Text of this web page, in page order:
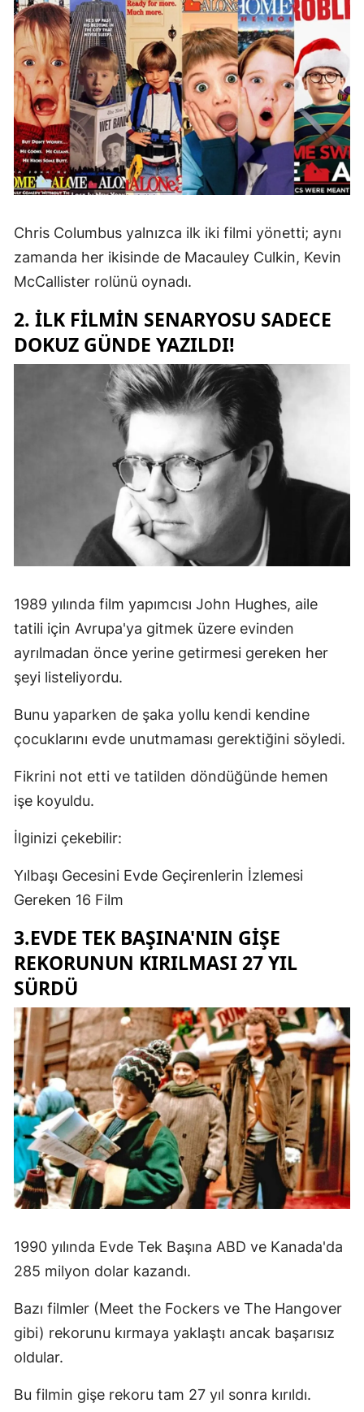
Chris Columbus yalnızca ilk iki filmi yönetti; aynı
zamanda her ikisinde de Macauley Culkin, Kevin
McCallister rolünü oynadı.
2. İLK FILMIN SENARYOSU SADECE
DOKUZ GÜNDE YAZILDI!
1989 yılında film yapımcısı John Hughes, aile
tatili için Avrupa'ya gitmek üzere evinden
ayrılmadan önce yerine getirmesi gereken her
şeyi listeliyordu.
Bunu yaparken de şaka yollu kendi kendine
çocuklarını evde unutmaması gerektiğini söyledi.
Fikrini not etti ve tatilden döndüğünde hemen
işe koyuldu.
İlginizi çekebilir:
Yılbaşı Gecesini Evde Geçirenlerin İzlemesi
Gereken 16 Film
3.EVDE TEK BAŞINA'NIN GIŞE
REKORUNUN KIRILMASI 27 YIL
SÜRDÜ
1990 yılında Evde Tek Başına ABD ve Kanada'da
285 milyon dolar kazandı.
Bazı filmler (Meet the Fockers ve The Hangover
gibi) rekorunu kırmaya yaklaştı ancak başarısız
oldular.
Bu filmin gişe rekoru tam 27 yıl sonra kırıldı.